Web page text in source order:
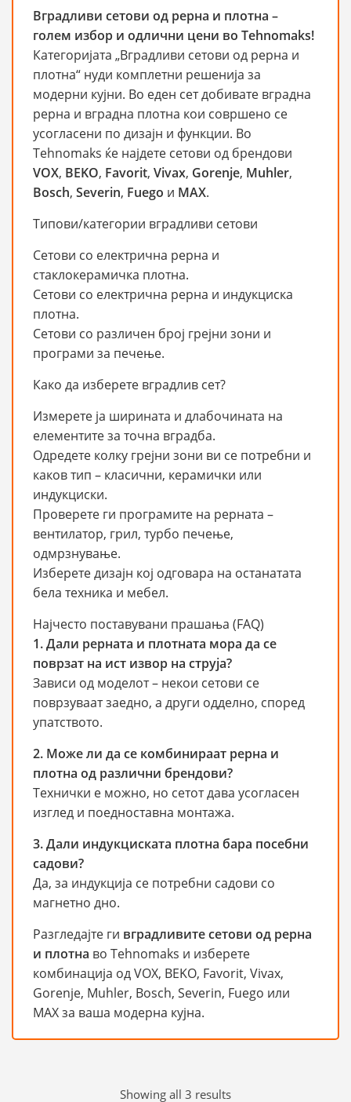
Вградливи сетови од рерна и плотна –
голем избор и одлични цени во Tehnomaks!
Категоријата „Вградливи сетови од рерна и
плотна“ нуди комплетни решенија за
модерни кујни. Во еден сет добивате вградна
рерна и вградна плотна кои совршено се
усогласени по дизајн и функции. Во
Tehnomaks ќе најдете сетови од брендови
VOX, BEKO, Favorit, Vivax, Gorenje, Muhler,
Bosch, Severin, Fuego и MAX.
Типови/категории вградливи сетови
Сетови со електрична рерна и
стаклокерамичка плотна.
Сетови со електрична рерна и индукциска
плотна.
Сетови со различен број грејни зони и
програми за печење.
Како да изберете вградлив сет?
Измерете ја ширината и длабочината на
елементите за точна вградба.
Одредете колку грејни зони ви се потребни и
каков тип – класични, керамички или
индукциски.
Проверете ги програмите на рерната –
вентилатор, грил, турбо печење,
одмрзнување.
Изберете дизајн кој одговара на останатата
бела техника и мебел.
Најчесто поставувани прашања (FAQ)
1. Дали рерната и плотната мора да се
поврзат на ист извор на струја?
Зависи од моделот – некои сетови се
поврзуваат заедно, а други одделно, според
упатството.
2. Може ли да се комбинираат рерна и
плотна од различни брендови?
Технички е можно, но сетот дава усогласен
изглед и поедноставна монтажа.
3. Дали индукциската плотна бара посебни
садови?
Да, за индукција се потребни садови со
магнетно дно.
Разгледајте ги вградливите сетови од рерна
и плотна во Tehnomaks и изберете
комбинација од VOX, BEKO, Favorit, Vivax,
Gorenje, Muhler, Bosch, Severin, Fuego или
MAX за ваша модерна кујна.
Showing all 3 resultsSorted